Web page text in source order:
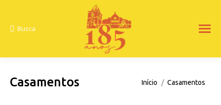
Search:
Busca
Casamentos Você está aqui:
Início Casamentos